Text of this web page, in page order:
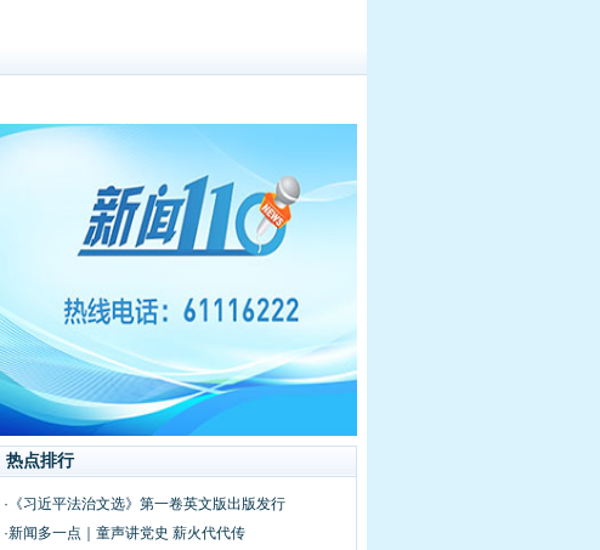
热点排行
·《习近平法治文选》第一卷英文版出版发行
·新闻多一点｜童声讲党史 薪火代代传